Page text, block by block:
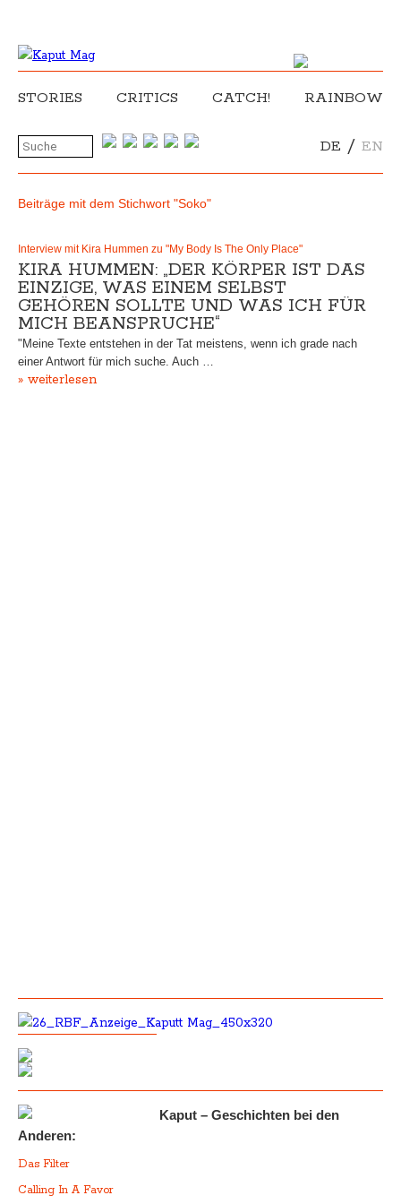
STORIES CRITICS CATCH! RAINBOW
DE / EN
Beiträge mit dem Stichwort "Soko"
Interview mit Kira Hummen zu "My Body Is The Only Place"
KIRA HUMMEN: „DER KÖRPER IST DAS
EINZIGE, WAS EINEM SELBST
GEHÖREN SOLLTE UND WAS ICH FÜR
MICH BEANSPRUCHE“
"Meine Texte entstehen in der Tat meistens, wenn ich grade nach
einer Antwort für mich suche. Auch …
» weiterlesen
Kaput – Geschichten bei den
Anderen:
Das Filter
Calling In A Favor